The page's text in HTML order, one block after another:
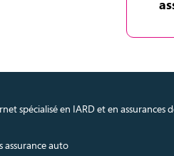
spécialisé en IARD et en assurances
assurance auto